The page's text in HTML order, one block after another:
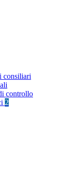
consiliari
controllo
2